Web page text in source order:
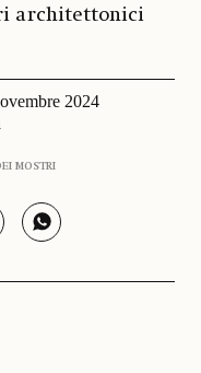
architettonici
2024
MOSTRI